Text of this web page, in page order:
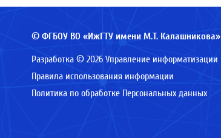
© ФГБОУ ВО «ИжГТУ имени М.Т. Калашникова»
Разработка © 2026 Управление информатизации
Правила использования информации
Политика по обработке Персональных данных